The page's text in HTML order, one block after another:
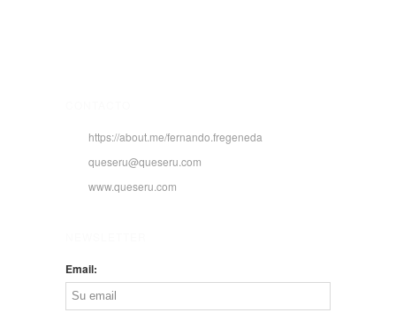
https://about.me/fernando.fregeneda
queseru@queseru.com
www.queseru.com
Email: